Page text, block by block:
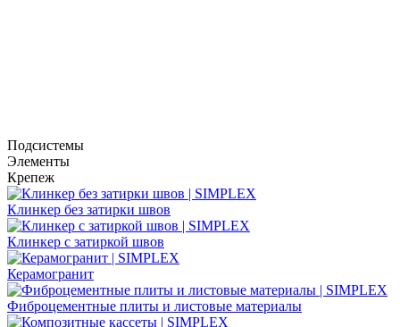
Подсистемы
Элементы
Крепеж
Клинкер без затирки швов
Клинкер с затиркой швов
Керамогранит
Фиброцементные плиты и листовые материалы